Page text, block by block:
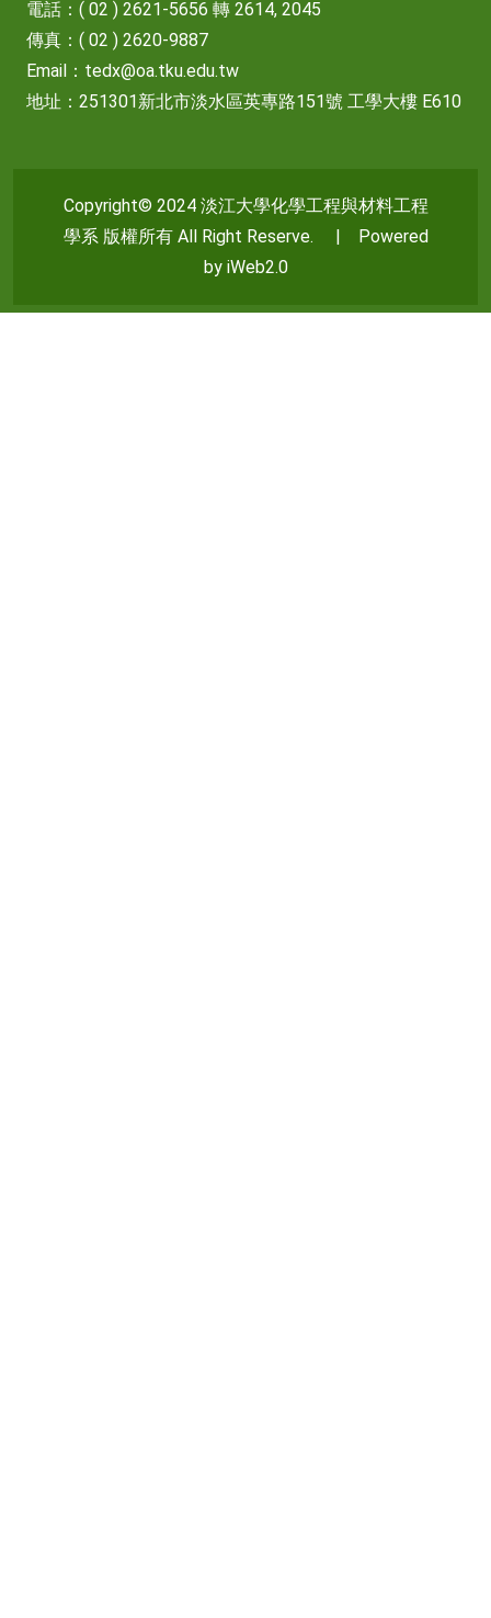
電話：( 02 ) 2621-5656 轉 2614, 2045
傳真：( 02 ) 2620-9887
Email： tedx@oa.tku.edu.tw
地址：251301新北市淡水區英專路151號 工學大樓 E610
Copyright© 2024 淡江大學化學工程與材料工程
學系 版權所有 All Right Reserve. | Powered
by iWeb2.0